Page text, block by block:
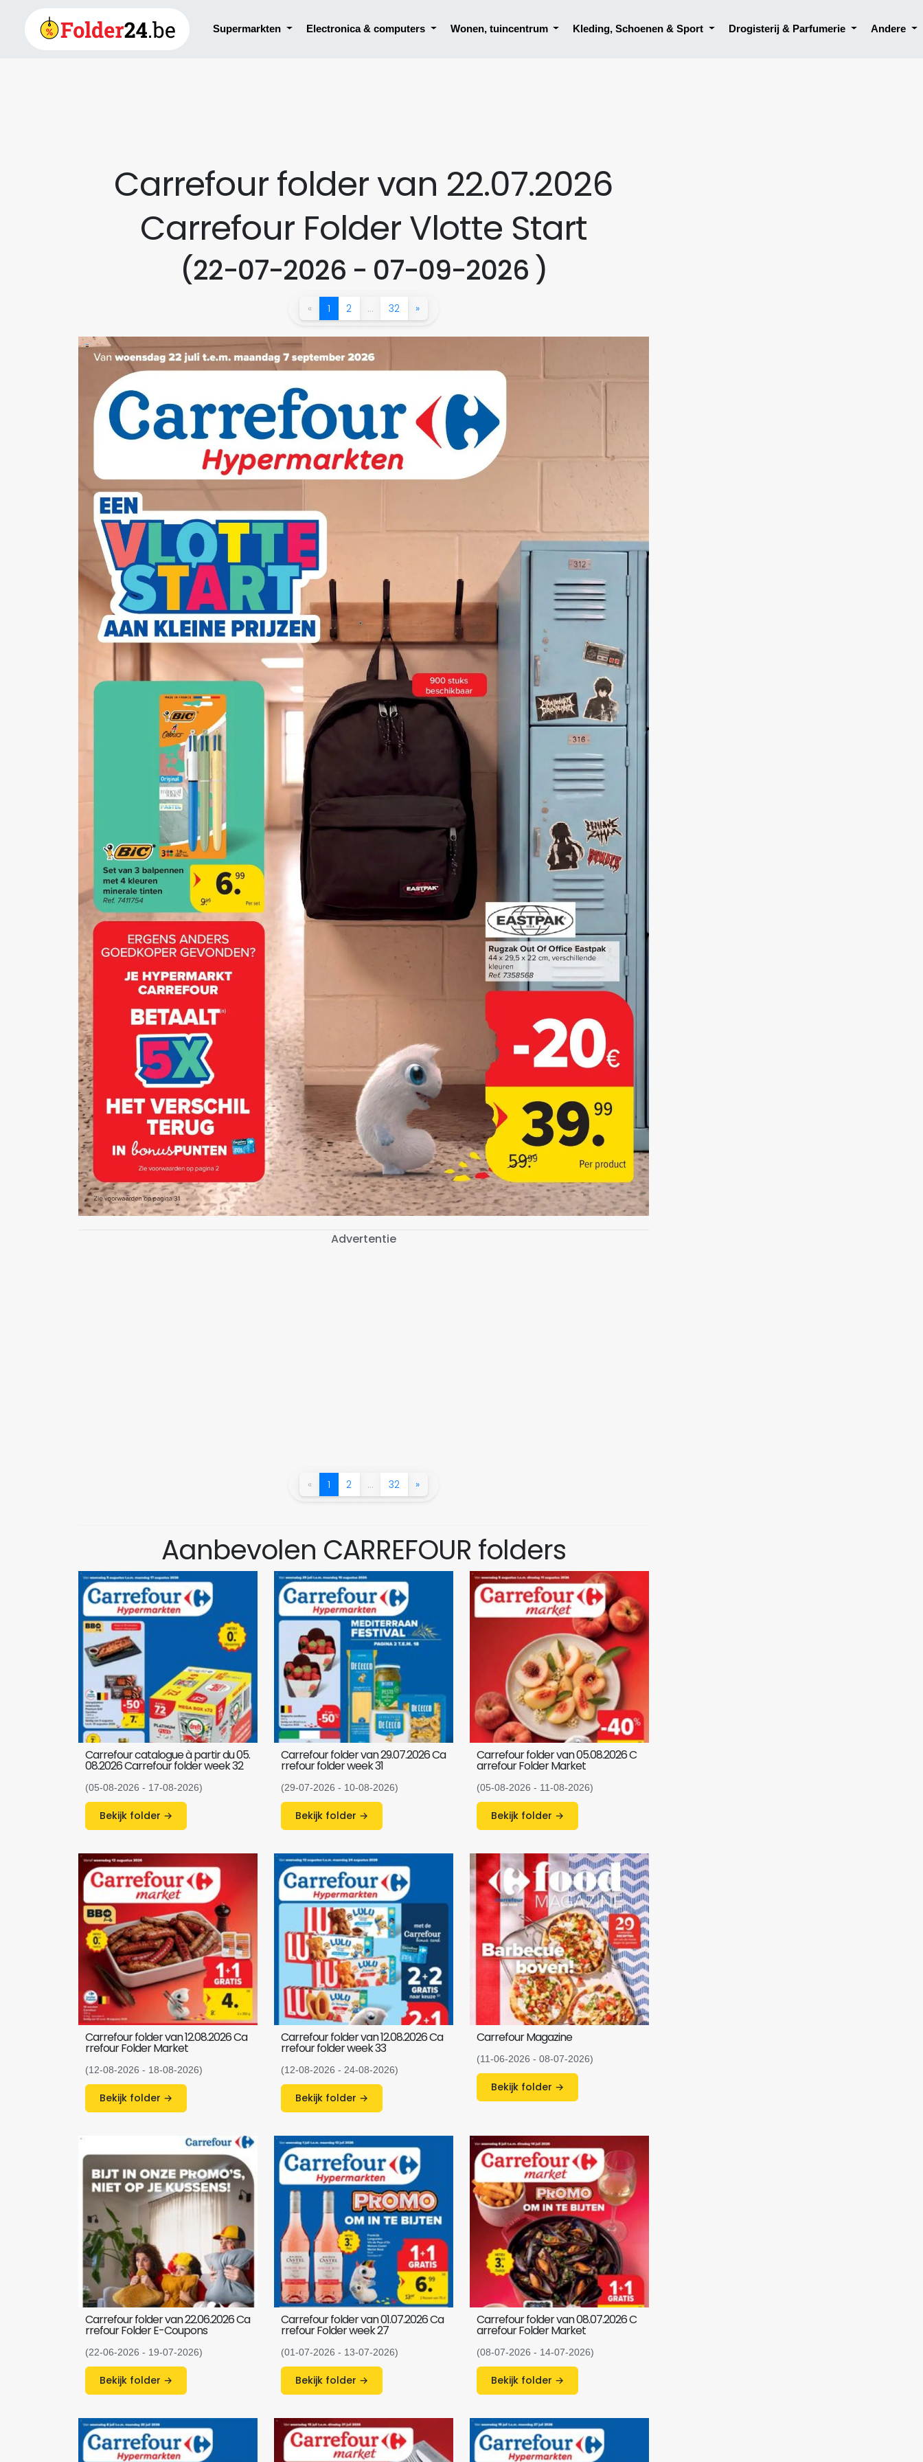
Supermarkten Electronica & computers Wonen, tuincentrum Kleding, Schoenen & Sport Drogisterij & Parfumerie Andere
Carrefour folder van 22.07.2026
Carrefour Folder Vlotte Start
(22-07-2026 - 07-09-2026 )
« 1 2 … 32 »
Advertentie
« 1 2 … 32 »
Aanbevolen CARREFOUR folders
Carrefour catalogue à partir du 05.
08.2026 Carrefour folder week 32
(05-08-2026 - 17-08-2026)
Bekijk folder →
Carrefour folder van 29.07.2026 Ca
rrefour folder week 31
(29-07-2026 - 10-08-2026)
Bekijk folder →
Carrefour folder van 05.08.2026 C
arrefour Folder Market
(05-08-2026 - 11-08-2026)
Bekijk folder →
Carrefour folder van 12.08.2026 Ca
rrefour Folder Market
(12-08-2026 - 18-08-2026)
Bekijk folder →
Carrefour folder van 12.08.2026 Ca
rrefour folder week 33
(12-08-2026 - 24-08-2026)
Bekijk folder →
Carrefour Magazine
(11-06-2026 - 08-07-2026)
Bekijk folder →
Carrefour folder van 22.06.2026 Ca
rrefour Folder E-Coupons
(22-06-2026 - 19-07-2026)
Bekijk folder →
Carrefour folder van 01.07.2026 Ca
rrefour Folder week 27
(01-07-2026 - 13-07-2026)
Bekijk folder →
Carrefour folder van 08.07.2026 C
arrefour Folder Market
(08-07-2026 - 14-07-2026)
Bekijk folder →